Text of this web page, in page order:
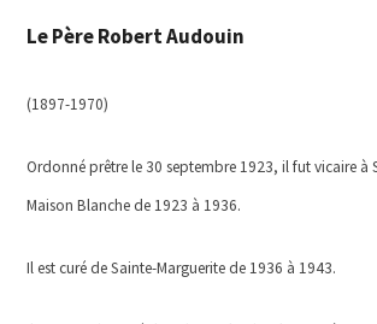
Le Père Robert Audouin
(1897-1970)
Ordonné prêtre le 30 septembre 1923, il fut vicaire à
Maison Blanche de 1923 à 1936.
Il est curé de Sainte-Marguerite de 1936 à 1943.